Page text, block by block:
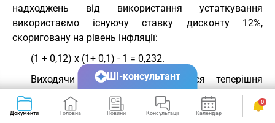
надходжень від використання устаткування
використаємо існуючу ставку дисконту 12%,
скориговану на рівень інфляції:
(1 + 0,12) х (1+ 0,1) - 1 = 0,232.
Виходячи з цього, визначається теперішня
вартість одної гривні для кожного року:
2005 рік 1/(1 + 0,232) 0,81169
Документи Головна Новини Консультації Календар Сервіси
0
ШІ-консультант